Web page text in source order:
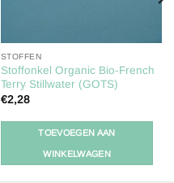
STOFFEN
Stoffonkel Organic Bio-French
Terry Stillwater (GOTS)
€2,28
TOEVOEGEN AAN
WINKELWAGEN